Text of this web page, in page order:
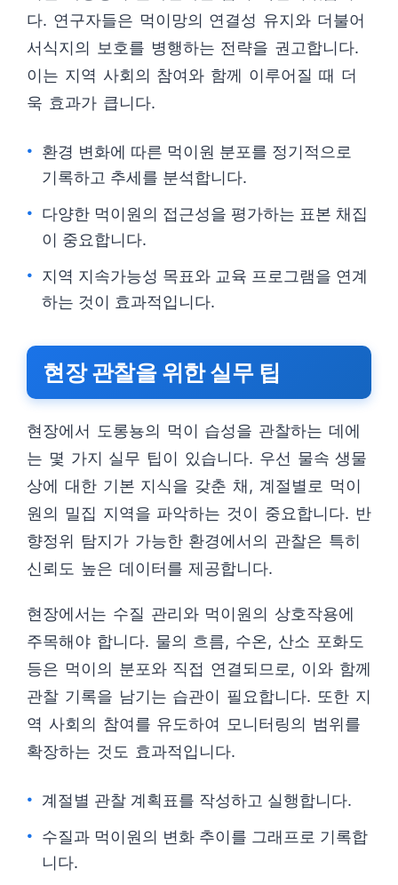
다. 연구자들은 먹이망의 연결성 유지와 더불어
서식지의 보호를 병행하는 전략을 권고합니다.
이는 지역 사회의 참여와 함께 이루어질 때 더
욱 효과가 큽니다.
환경 변화에 따른 먹이원 분포를 정기적으로
기록하고 추세를 분석합니다.
다양한 먹이원의 접근성을 평가하는 표본 채집
이 중요합니다.
지역 지속가능성 목표와 교육 프로그램을 연계
하는 것이 효과적입니다.
현장 관찰을 위한 실무 팁
현장에서 도롱뇽의 먹이 습성을 관찰하는 데에
는 몇 가지 실무 팁이 있습니다. 우선 물속 생물
상에 대한 기본 지식을 갖춘 채, 계절별로 먹이
원의 밀집 지역을 파악하는 것이 중요합니다. 반
향정위 탐지가 가능한 환경에서의 관찰은 특히
신뢰도 높은 데이터를 제공합니다.
현장에서는 수질 관리와 먹이원의 상호작용에
주목해야 합니다. 물의 흐름, 수온, 산소 포화도
등은 먹이의 분포와 직접 연결되므로, 이와 함께
관찰 기록을 남기는 습관이 필요합니다. 또한 지
역 사회의 참여를 유도하여 모니터링의 범위를
확장하는 것도 효과적입니다.
계절별 관찰 계획표를 작성하고 실행합니다.
수질과 먹이원의 변화 추이를 그래프로 기록합
니다.